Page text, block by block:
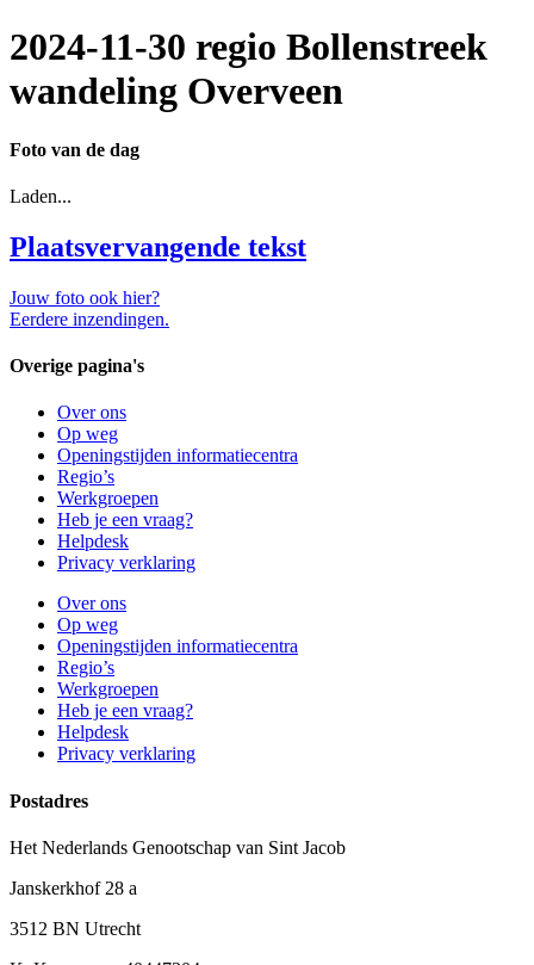
2024-11-30 regio Bollenstreek
wandeling Overveen
Foto van de dag
Laden...
Plaatsvervangende tekst
Jouw foto ook hier?
Eerdere inzendingen.
Overige pagina's
Over ons
Op weg
Openingstijden informatiecentra
Regio’s
Werkgroepen
Heb je een vraag?
Helpdesk
Privacy verklaring
Over ons
Op weg
Openingstijden informatiecentra
Regio’s
Werkgroepen
Heb je een vraag?
Helpdesk
Privacy verklaring
Postadres
Het Nederlands Genootschap van Sint Jacob
Janskerkhof 28 a
3512 BN Utrecht